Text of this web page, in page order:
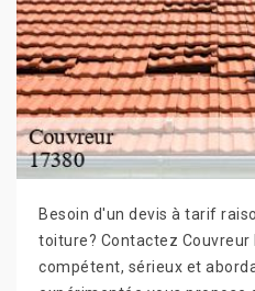
Besoin d'un devis à tarif
toiture? Contactez
compétent, sérieux et